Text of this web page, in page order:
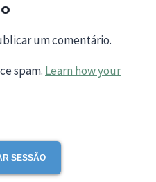
um comentário.
spam. Learn how your
SESSÃO